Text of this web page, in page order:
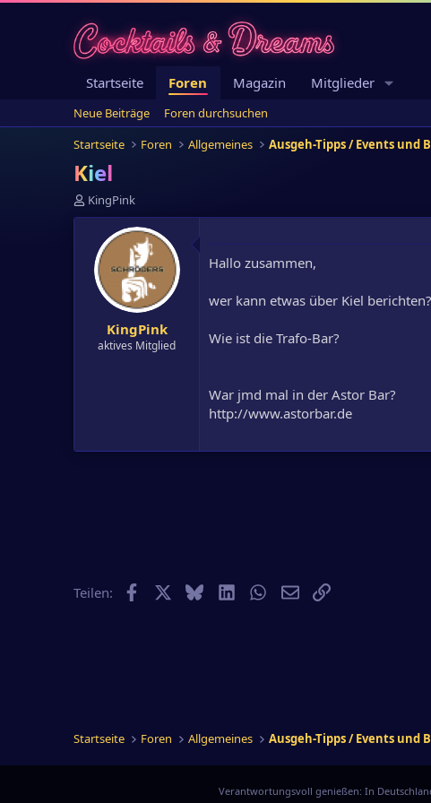
Startseite Foren Magazin Mitglieder
Neue Beiträge
Foren durchsuchen
Startseite
Foren Allgemeines Ausgeh-Tipps / Events und
Kiel
E
r
KingPink
KingPink
aktives Mitglied
Hallo zusammen,
wer kann etwas über Kiel berichten?
Wie ist die Trafo-Bar?
War jmd mal in der Astor Bar?
http://www.astorbar.de
Teilen: Facebook BlueskyLinkedInWhatsApp
E-MailLink
Startseite Foren Allgemeines Ausgeh-Tipps / Events und
Verantwortungsvoll genießen: In